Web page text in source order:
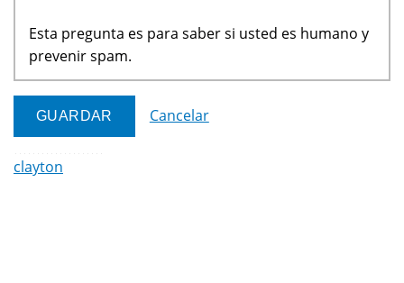
Esta pregunta es para saber si usted es humano y
prevenir spam.
Cancelar
clayton